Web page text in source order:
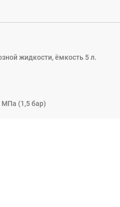
жидкости, ёмкость 5 л.
МПа (1,5 бар)